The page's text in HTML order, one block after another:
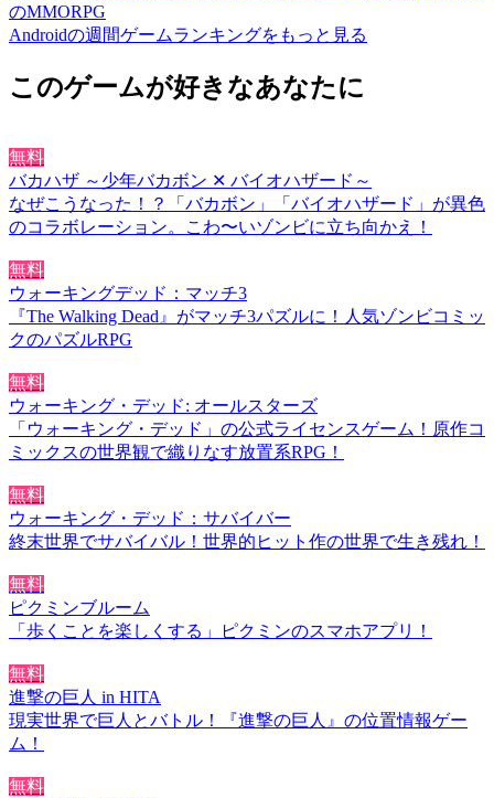
のMMORPG
Androidの週間ゲームランキングをもっと見る
このゲームが好きなあなたに
無料
バカハザ ～少年バカボン ✕ バイオハザード～
なぜこうなった！？「バカボン」「バイオハザード」が異色
のコラボレーション。こわ〜いゾンビに立ち向かえ！
無料
ウォーキングデッド：マッチ3
『The Walking Dead』がマッチ3パズルに！人気ゾンビコミッ
クのパズルRPG
無料
ウォーキング・デッド: オールスターズ
「ウォーキング・デッド」の公式ライセンスゲーム！原作コ
ミックスの世界観で織りなす放置系RPG！
無料
ウォーキング・デッド：サバイバー
終末世界でサバイバル！世界的ヒット作の世界で生き残れ！
無料
ピクミンブルーム
「歩くことを楽しくする」ピクミンのスマホアプリ！
無料
進撃の巨人 in HITA
現実世界で巨人とバトル！『進撃の巨人』の位置情報ゲー
ム！
無料